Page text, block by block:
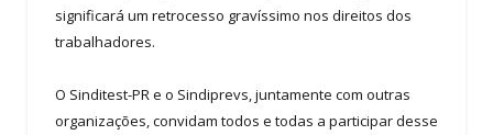
significará um retrocesso gravíssimo nos direitos dos
trabalhadores.
O Sinditest-PR e o Sindiprevs, juntamente com outras
organizações, convidam todos e todas a participar desse